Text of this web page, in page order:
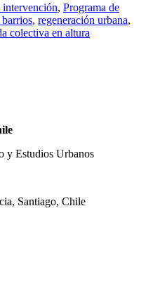
, Programa de
, regeneración urbana,
colectiva en altura
y Estudios Urbanos
Santiago, Chile